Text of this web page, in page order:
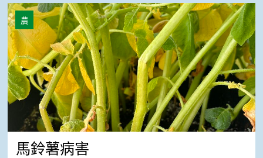
馬鈴薯病害
農
馬鈴薯病害